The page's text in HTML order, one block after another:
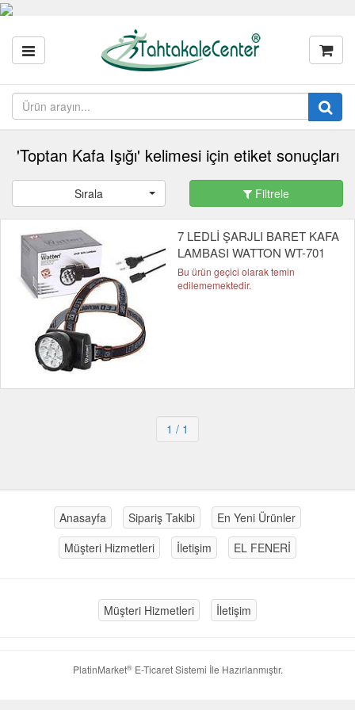
'Toptan Kafa Işığı' kelimesi için etiket sonuçları
Sırala Filtrele
7 LEDLİ ŞARJLI BARET KAFA
LAMBASI WATTON WT-701
Bu ürün geçici olarak temin
edilememektedir.
1 / 1
Anasayfa Sipariş Takibi
En Yeni Ürünler
Müşteri Hizmetleri
İletişim EL FENERİ
Müşteri Hizmetleri İletişim
PlatinMarket®E-Ticaret Sistemi İle Hazırlanmıştır.